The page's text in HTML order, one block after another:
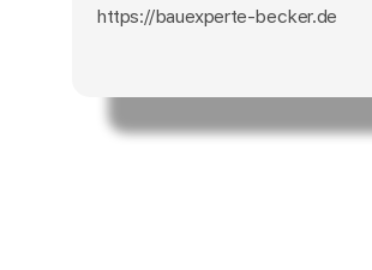
https://bauexperte-becker.de